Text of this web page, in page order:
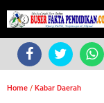
Home / Kabar Daerah